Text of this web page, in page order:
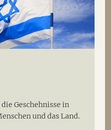
Geschehnisse in
und das Land.